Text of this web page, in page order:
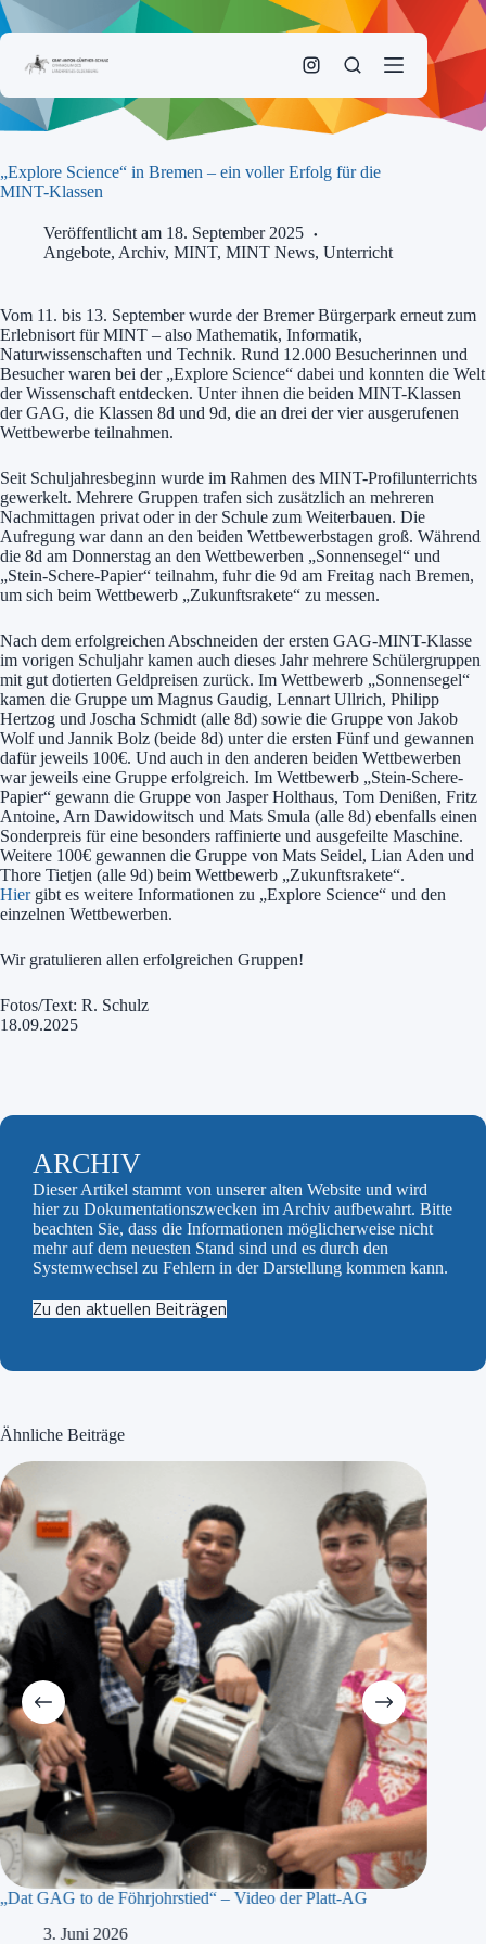
Zum
Inhalt
„Explore Science“ in Bremen – ein voller Erfolg für die
MINT-Klassen
Veröffentlicht am 18. September 2025
Angebote, Archiv, MINT, MINT News, Unterricht
Vom 11. bis 13. September wurde der Bremer Bürgerpark erneut zum
Erlebnisort für MINT – also Mathematik, Informatik,
Naturwissenschaften und Technik. Rund 12.000 Besucherinnen und
Besucher waren bei der „Explore Science“ dabei und konnten die Welt
der Wissenschaft entdecken. Unter ihnen die beiden MINT-Klassen
der GAG, die Klassen 8d und 9d, die an drei der vier ausgerufenen
Wettbewerbe teilnahmen.
Seit Schuljahresbeginn wurde im Rahmen des MINT-Profilunterrichts
gewerkelt. Mehrere Gruppen trafen sich zusätzlich an mehreren
Nachmittagen privat oder in der Schule zum Weiterbauen. Die
Aufregung war dann an den beiden Wettbewerbstagen groß. Während
die 8d am Donnerstag an den Wettbewerben „Sonnensegel“ und
„Stein-Schere-Papier“ teilnahm, fuhr die 9d am Freitag nach Bremen,
um sich beim Wettbewerb „Zukunftsrakete“ zu messen.
Nach dem erfolgreichen Abschneiden der ersten GAG-MINT-Klasse
im vorigen Schuljahr kamen auch dieses Jahr mehrere Schülergruppen
mit gut dotierten Geldpreisen zurück. Im Wettbewerb „Sonnensegel“
kamen die Gruppe um Magnus Gaudig, Lennart Ullrich, Philipp
Hertzog und Joscha Schmidt (alle 8d) sowie die Gruppe von Jakob
Wolf und Jannik Bolz (beide 8d) unter die ersten Fünf und gewannen
dafür jeweils 100€. Und auch in den anderen beiden Wettbewerben
war jeweils eine Gruppe erfolgreich. Im Wettbewerb „Stein-Schere-
Papier“ gewann die Gruppe von Jasper Holthaus, Tom Denißen, Fritz
Antoine, Arn Dawidowitsch und Mats Smula (alle 8d) ebenfalls einen
Sonderpreis für eine besonders raffinierte und ausgefeilte Maschine.
Weitere 100€ gewannen die Gruppe von Mats Seidel, Lian Aden und
Thore Tietjen (alle 9d) beim Wettbewerb „Zukunftsrakete“.
Hiergibt es weitere Informationen zu „Explore Science“ und den
einzelnen Wettbewerben.
Wir gratulieren allen erfolgreichen Gruppen!
Fotos/Text: R. Schulz
18.09.2025
ARCHIV
Dieser Artikel stammt von unserer alten Website und wird
hier zu Dokumentationszwecken im Archiv aufbewahrt. Bitte
beachten Sie, dass die Informationen möglicherweise nicht
mehr auf dem neuesten Stand sind und es durch den
Systemwechsel zu Fehlern in der Darstellung kommen kann.
Zu den aktuellen Beiträgen
Ähnliche Beiträge
„Dat GAG to de Föhrjohrstied“ – Video der Platt-AG
3. Juni 2026